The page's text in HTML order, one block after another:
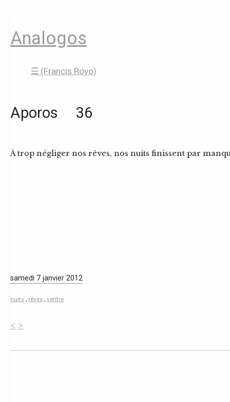
Analogos
☰ (Francis Royo)
Aporos 36
À trop négliger nos rêves, nos nuits finissent par
samedi 7 janvier 2012
nuits , rêves , ventre
< >